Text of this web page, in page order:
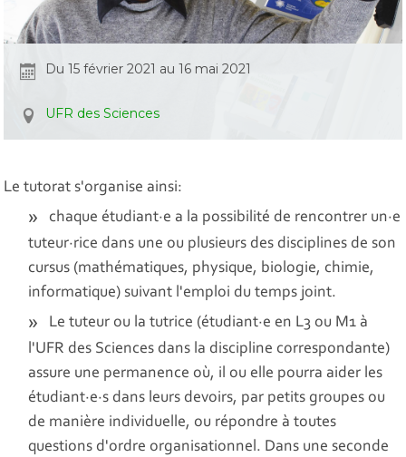
Du 15 février 2021 au 16 mai 2021
UFR des Sciences
Le tutorat s'organise ainsi:
chaque étudiant·e a la possibilité de rencontrer un·e
tuteur·rice dans une ou plusieurs des disciplines de son
cursus (mathématiques, physique, biologie, chimie,
informatique) suivant l'emploi du temps joint.
Le tuteur ou la tutrice (étudiant·e en L3 ou M1 à
l'UFR des Sciences dans la discipline correspondante)
assure une permanence où, il ou elle pourra aider les
étudiant·e·s dans leurs devoirs, par petits groupes ou
de manière individuelle, ou répondre à toutes
questions d'ordre organisationnel. Dans une seconde